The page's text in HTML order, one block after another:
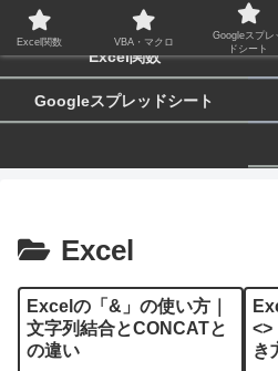
biz-
Excel関数
Googleスプレッドシート
Excel
Excelの「&」の使い方｜
文字列結合とCONCATと
の違い
<>
き
Excel関数 VBA・マクロ
Googleスプレ
ドシート